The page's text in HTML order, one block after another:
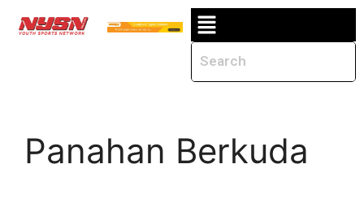
Panahan Berkuda